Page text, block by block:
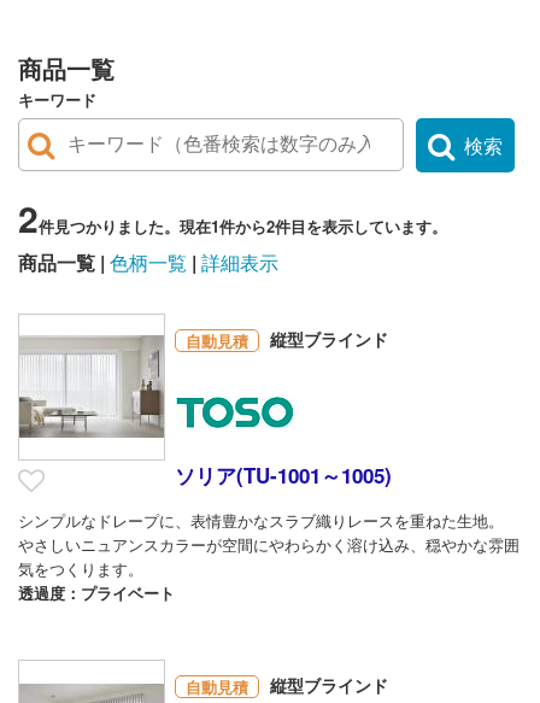
商品一覧
キーワード
検索
2件見つかりました。現在1件から2件目を表示しています。
商品一覧 色柄一覧 詳細表示
自動見積 縦型ブラインド
ソリア(TU-1001～1005)
シンプルなドレープに、表情豊かなスラブ織りレースを重ねた生地。
やさしいニュアンスカラーが空間にやわらかく溶け込み、穏やかな雰囲
気をつくります。
透過度：プライベート
自動見積 縦型ブラインド